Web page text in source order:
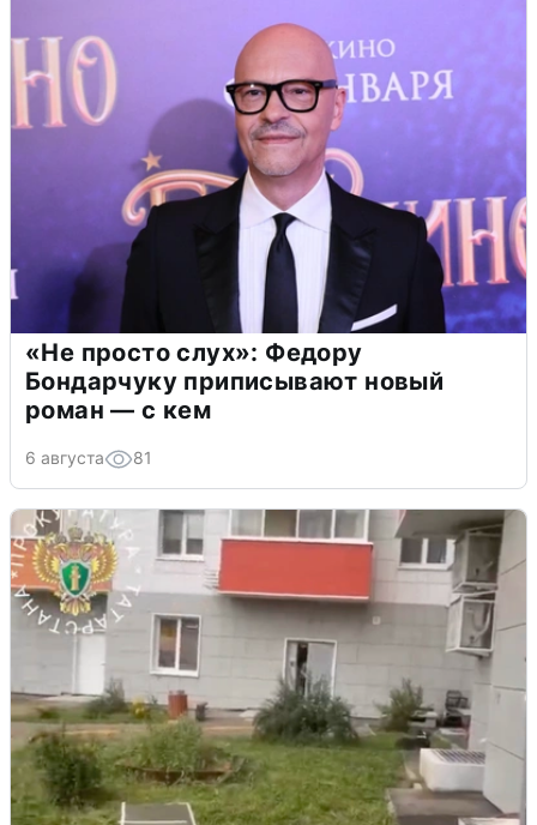
«Не просто слух»: Федору
Бондарчуку приписывают новый
роман — с кем
6 августа 81